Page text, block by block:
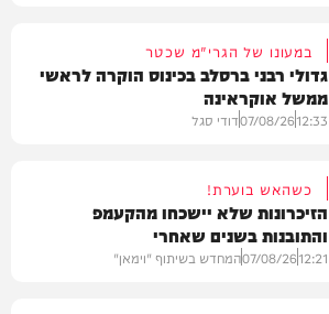
במעונו של הגרי"מ שכטר
גדולי רבני ברסלב בכינוס הוקרה לראשי
ממשל אוקראינה
12:33
07/08/26דודי סגל
כשהאש בוערת!
הזיכרונות שלא יישכחו מהקעמפ
והתובנות בשנים שאחרי
12:21
07/08/26המחדש בשיתוף "וימאן"